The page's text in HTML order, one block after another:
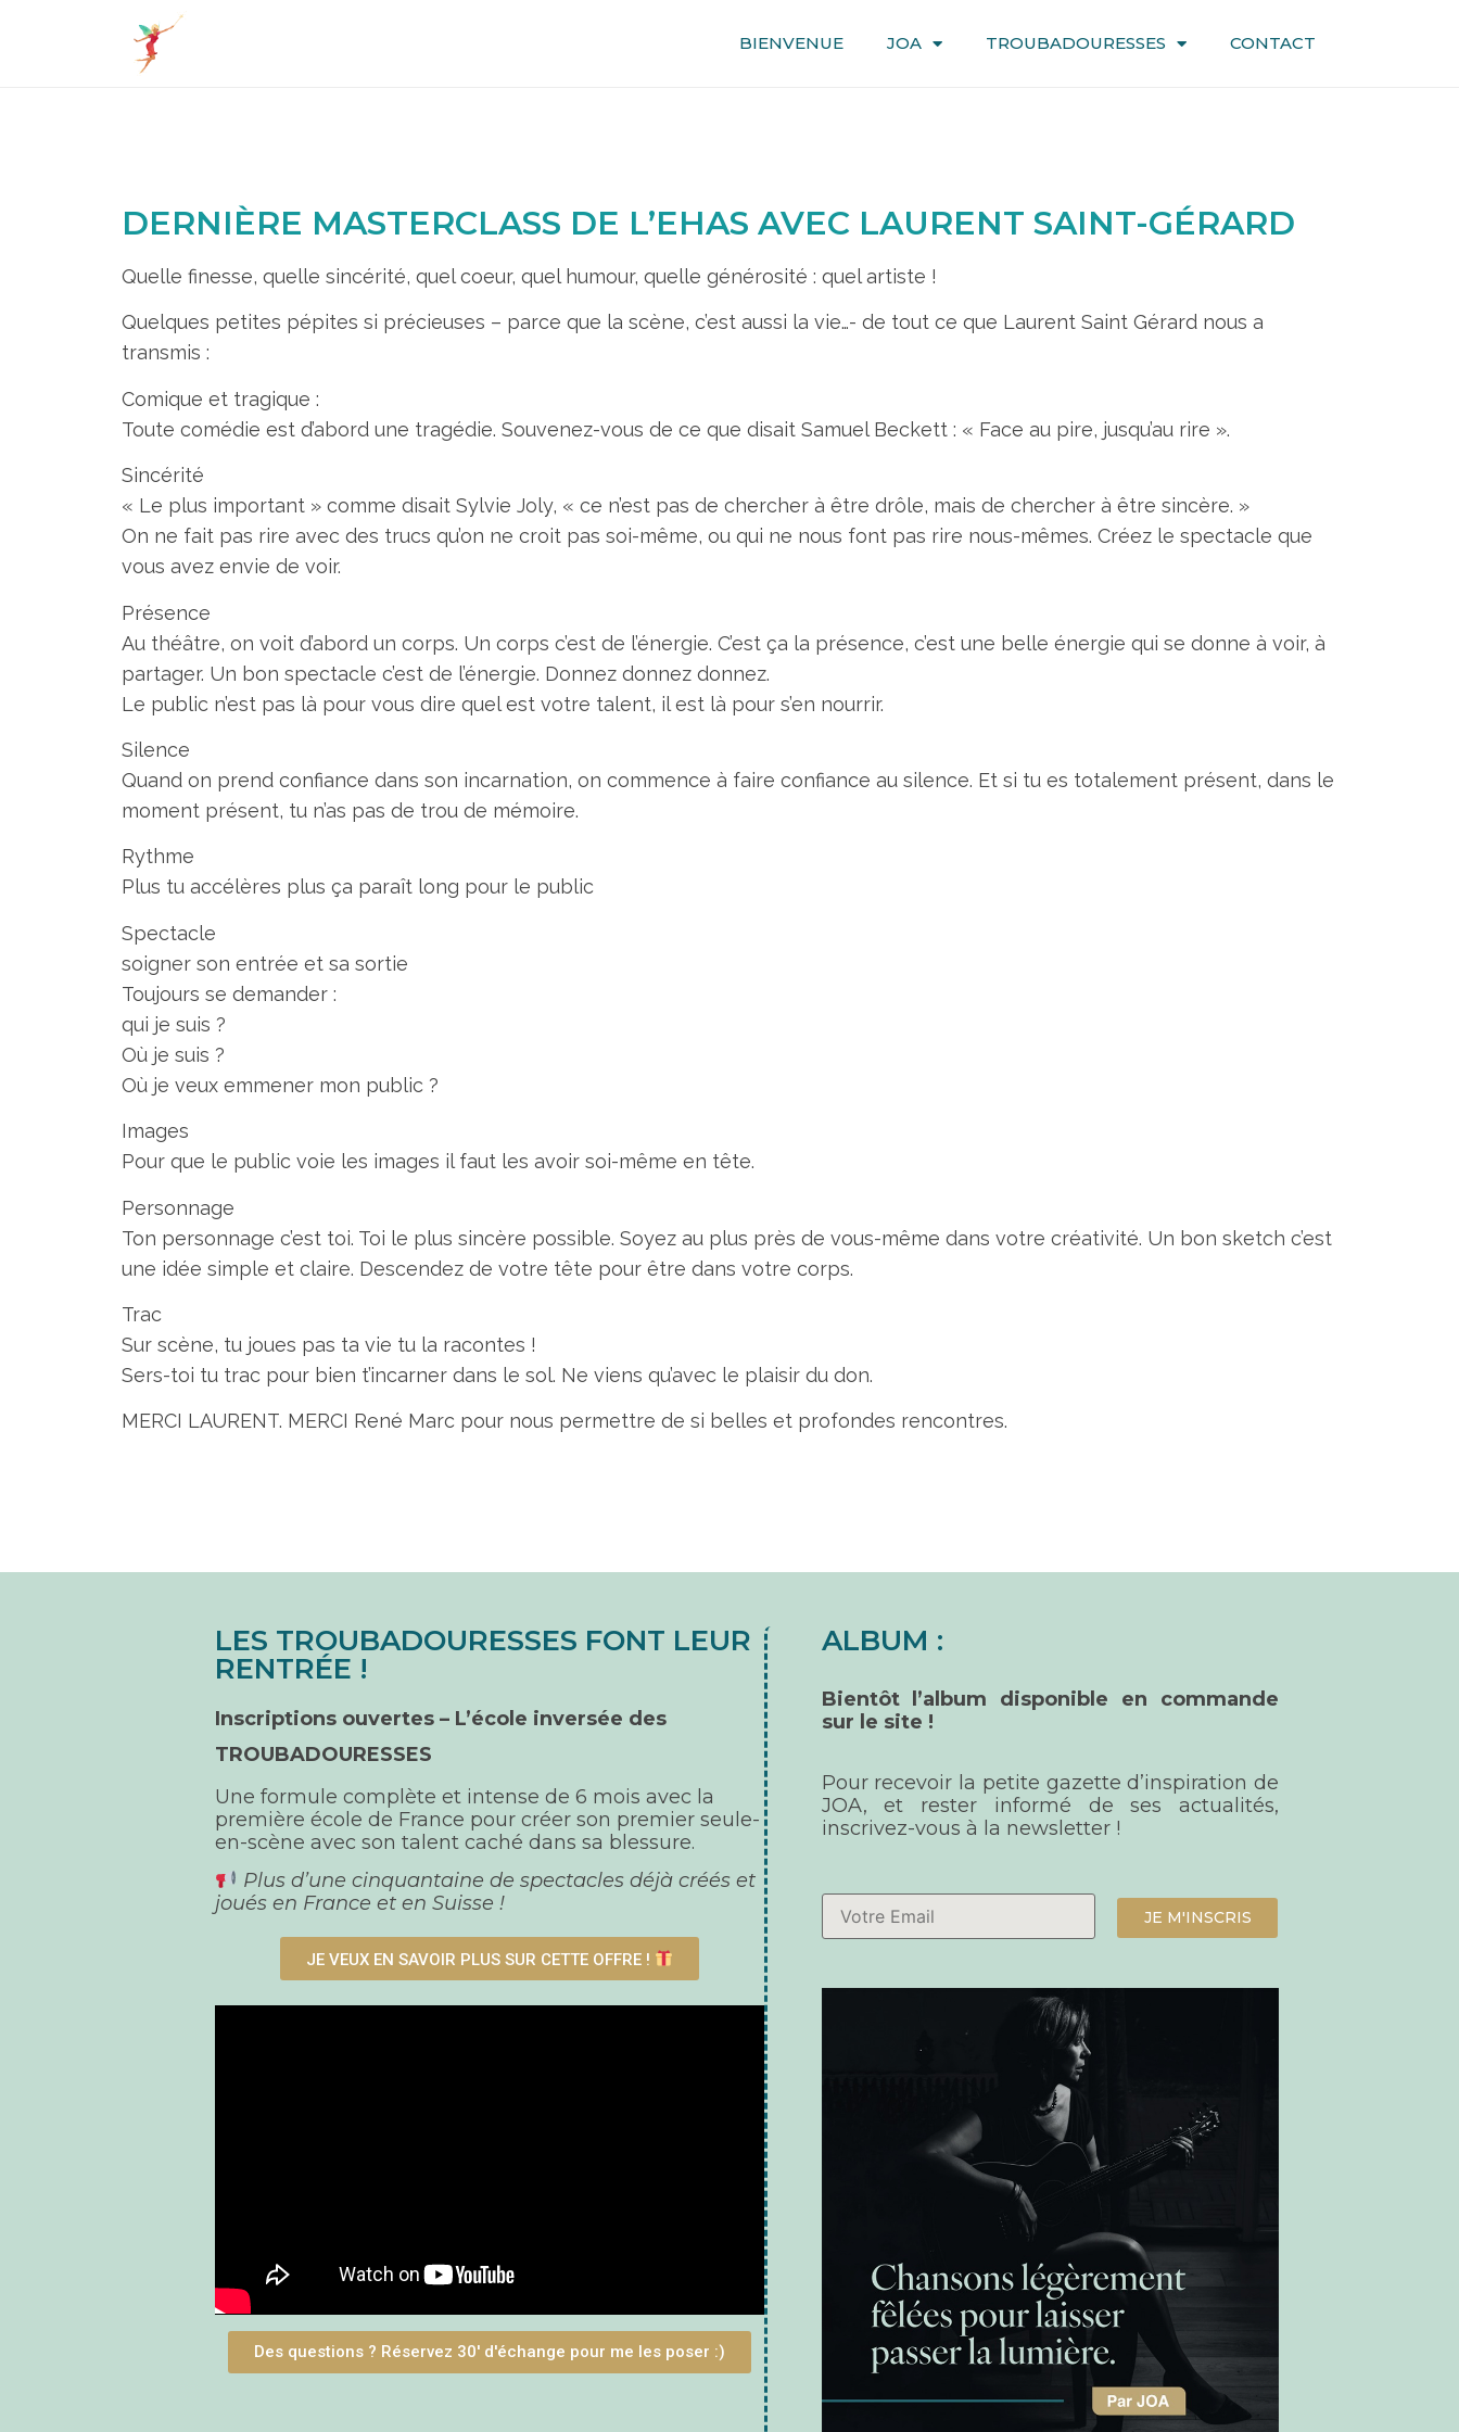
BIENVENUE JOA TROUBADOURESSES CONTACT
DERNIÈRE MASTERCLASS DE L’EHAS AVEC LAURENT SAINT-GÉRARD
Quelle finesse, quelle sincérité, quel coeur, quel humour, quelle générosité : quel artiste !
Quelques petites pépites si précieuses – parce que la scène, c’est aussi la vie…- de tout ce que Laurent Saint Gérard nous a
transmis :
Comique et tragique :
Toute comédie est d’abord une tragédie. Souvenez-vous de ce que disait Samuel Beckett : « Face au pire, jusqu’au rire ».
Sincérité
« Le plus important » comme disait Sylvie Joly, « ce n’est pas de chercher à être drôle, mais de chercher à être sincère. »
On ne fait pas rire avec des trucs qu’on ne croit pas soi-même, ou qui ne nous font pas rire nous-mêmes. Créez le spectacle que
vous avez envie de voir.
Présence
Au théâtre, on voit d’abord un corps. Un corps c’est de l’énergie. C’est ça la présence, c’est une belle énergie qui se donne à voir, à
partager. Un bon spectacle c’est de l’énergie. Donnez donnez donnez.
Le public n’est pas là pour vous dire quel est votre talent, il est là pour s’en nourrir.
Silence
Quand on prend confiance dans son incarnation, on commence à faire confiance au silence. Et si tu es totalement présent, dans le
moment présent, tu n’as pas de trou de mémoire.
Rythme
Plus tu accélères plus ça paraît long pour le public
Spectacle
soigner son entrée et sa sortie
Toujours se demander :
qui je suis ?
Où je suis ?
Où je veux emmener mon public ?
Images
Pour que le public voie les images il faut les avoir soi-même en tête.
Personnage
Ton personnage c’est toi. Toi le plus sincère possible. Soyez au plus près de vous-même dans votre créativité. Un bon sketch c’est
une idée simple et claire. Descendez de votre tête pour être dans votre corps.
Trac
Sur scène, tu joues pas ta vie tu la racontes !
Sers-toi tu trac pour bien t’incarner dans le sol. Ne viens qu’avec le plaisir du don.
MERCI LAURENT. MERCI René Marc pour nous permettre de si belles et profondes rencontres.
LES TROUBADOURESSES FONT LEUR
RENTRÉE !
Inscriptions ouvertes – L’école inversée des
TROUBADOURESSES
Une formule complète et intense de 6 mois avec la
première école de France pour créer son premier seule-
en-scène avec son talent caché dans sa blessure.
Plus d’une cinquantaine de spectacles déjà créés et
joués en France et en Suisse !
JE VEUX EN SAVOIR PLUS SUR CETTE OFFRE !
Des questions ? Réservez 30' d'échange pour me les poser :)
ALBUM :
Bientôt l’album disponible en commande
sur le site !
Pour recevoir la petite gazette d’inspiration de
JOA, et rester informé de ses actualités,
inscrivez-vous à la newsletter !
JE M'INSCRIS